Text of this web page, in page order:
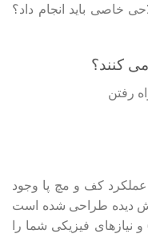
خاصی باید انجام داد؟
کنند؟
رفتن
بهبود عملکرد کف و مچ پا وجود
دیده طراحی شده است
نیازهای فیزیکی شما را